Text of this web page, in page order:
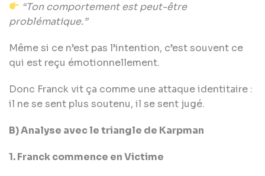
“Ton comportement est peut-être
problématique.”
Même si ce n’est pas l’intention, c’est souvent ce
qui est reçu émotionnellement.
Donc Franck vit ça comme une attaque identitaire :
il ne se sent plus soutenu, il se sent jugé.
B) Analyse avec le triangle de Karpman
1. Franck commence en Victime